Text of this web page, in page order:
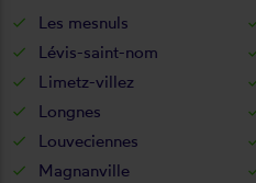
Les mesnuls
Lévis-saint-nom
Limetz-villez
Longnes
Louveciennes
Magnanville